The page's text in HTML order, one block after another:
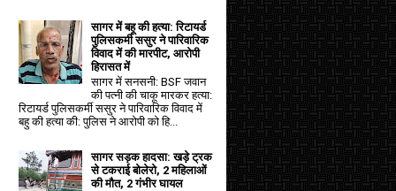
सागर में बहू की हत्या: रिटायर्ड
पुलिसकर्मी ससुर ने पारिवारिक
विवाद में की मारपीट, आरोपी
हिरासत में
सागर में सनसनी: BSF जवान
की पत्नी की चाकू मारकर हत्या:
रिटायर्ड पुलिसकर्मी ससुर ने पारिवारिक विवाद में
बहु की हत्या की: पुलिस ने आरोपी को हि...
सागर सड़क हादसा: खड़े ट्रक
से टकराई बोलेरो, 2 महिलाओं
की मौत, 2 गंभीर घायल